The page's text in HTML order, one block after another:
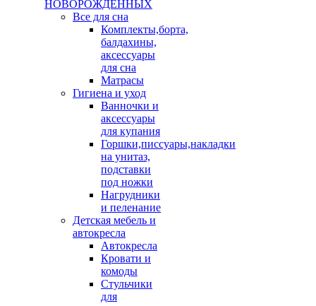
НОВОРОЖДЕННЫХ
Все для сна
Комплекты,борта,
балдахины,
аксессуары
для сна
Матрасы
Гигиена и уход
Ванночки и
аксессуары
для купания
Горшки,писсуары,накладки
на унитаз,
подставки
под ножки
Нагрудники
и пеленание
Детская мебель и
автокресла
Автокресла
Кровати и
комоды
Стульчики
для